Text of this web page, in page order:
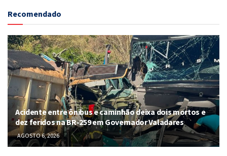
Recomendado
Acidente entre ônibus e caminhão deixa dois mortos e
dez feridos na BR-259 em Governador Valadares
AGOSTO 6, 2026